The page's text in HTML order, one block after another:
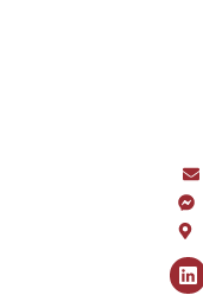
L
i
n